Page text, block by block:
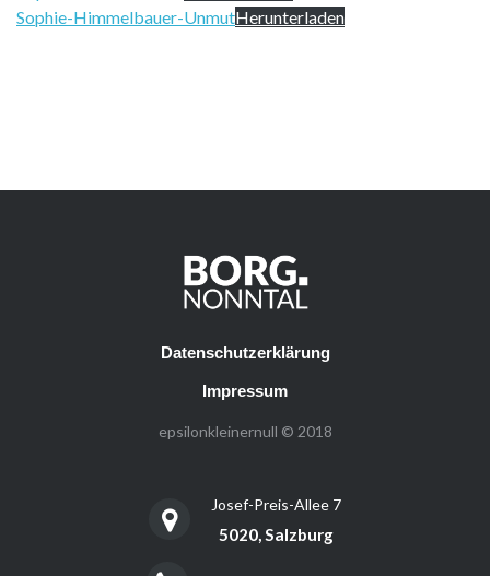
Sophie-Himmelbauer-UnmutHerunterladen
Datenschutzerklärung
Impressum
epsilonkleinernull © 2018
Josef-Preis-Allee 7
5020, Salzburg